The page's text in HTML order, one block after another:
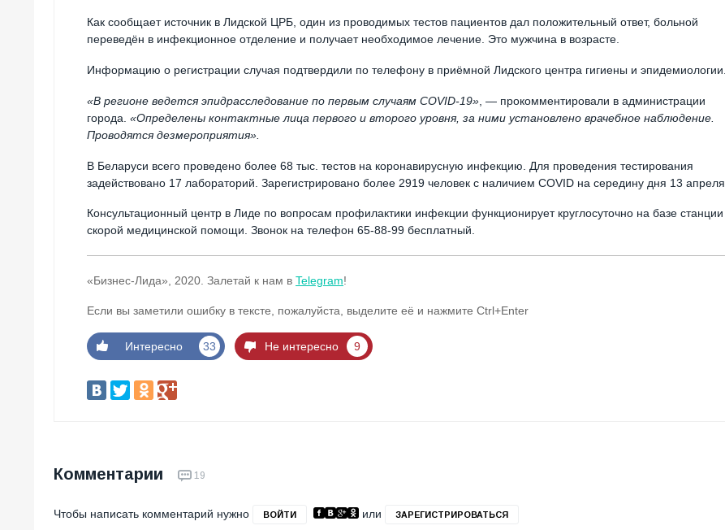
Как сообщает источник в Лидской ЦРБ, один из проводимых тестов пациентов дал положительный ответ, больной
переведён в инфекционное отделение и получает необходимое лечение. Это мужчина в возрасте.
Информацию о регистрации случая подтвердили по телефону в приёмной Лидского центра гигиены и эпидемиологии.
«В регионе ведется эпидрасследование по первым случаям COVID-19» , — прокомментировали в администрации
города. «Определены контактные лица первого и второго уровня, за ними установлено врачебное наблюдение.
Проводятся дезмероприятия».
В Беларуси всего проведено более 68 тыс. тестов на коронавирусную инфекцию. Для проведения тестирования
задействовано 17 лабораторий. Зарегистрировано более 2919 человек с наличием COVID на середину дня 13 апреля.
Консультационный центр в Лиде по вопросам профилактики инфекции функционирует круглосуточно на базе станции
скорой медицинской помощи. Звонок на телефон 65-88-99 бесплатный.
«Бизнес-Лида», 2020. Залетай к нам в Telegram!
Если вы заметили ошибку в тексте, пожалуйста, выделите её и нажмите Ctrl+Enter
Интересно 33 Не интересно 9
Комментарии 19
Чтобы написать комментарий нужно ВОЙТИ или ЗАРЕГИСТРИРОВАТЬСЯ